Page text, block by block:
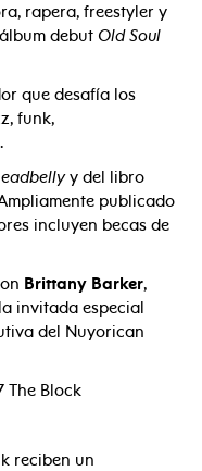
rapera, freestyler y
debut Old Soul
que desafía los
funk,
y del libro
publicado
incluyen becas de
Brittany Barker,
invitada especial
del Nuyorican
The Block
reciben un